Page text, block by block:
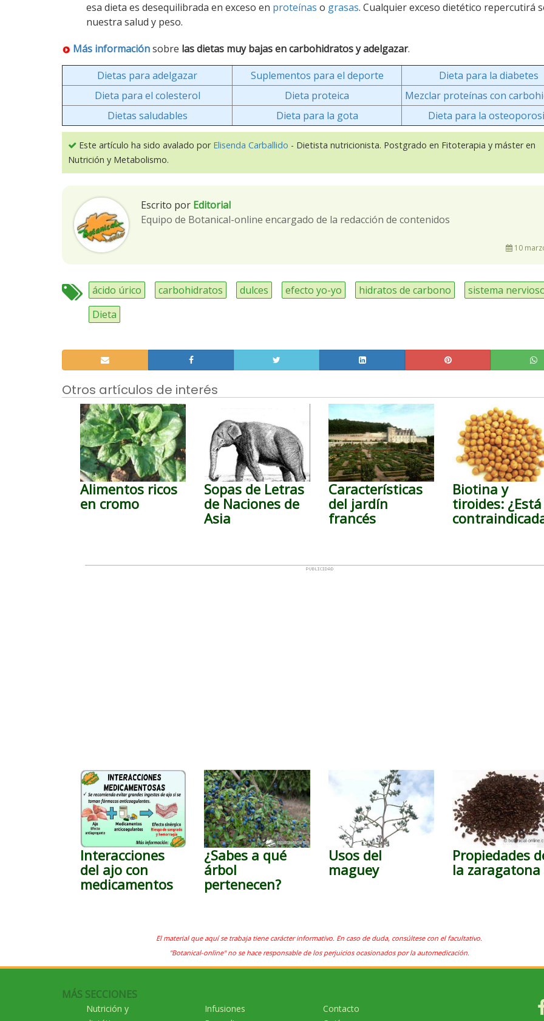
esa dieta es desequilibrada en exceso en proteínas o grasas. Cualquier exceso dietético repercutirá
nuestra salud y peso.
Más informaciónsobre las dietas muy bajas en carbohidratos y adelgazar.
Dietas para adelgazar
Suplementos para el deporte
Dieta para la diabetes
Dieta para el colesterol
Dieta proteica
Mezclar proteínas con
Dietas saludables
Dieta para la gota Dieta para la
Este artículo ha sido avalado por Elisenda Carballido - Dietista nutricionista. Postgrado en Fitoterapia y máster en
Nutrición y Metabolismo.
Escrito por Editorial
Equipo de Botanical-online encargado de la redacción de contenidos
10
ácido úrico carbohidratos dulces efecto yo-yo hidratos de carbono
sistema
Dieta
Otros artículos de interés
Alimentos ricos
en cromo
Sopas de Letras
de Naciones de
Asia
Características
del jardín
francés
Biotina y
tiroides: ¿Está
Interacciones
del ajo con
medicamentos
¿Sabes a qué
árbol
pertenecen?
Usos del
maguey
Propiedades
la zaragatona
El material que aquí se trabaja tiene carácter informativo. En caso de duda, consúltese con el facultativo.
"Botanical-online" no se hace responsable de los perjuicios ocasionados por la automedicación.
MÁS SECCIONES
Nutrición y
Infusiones
Contacto